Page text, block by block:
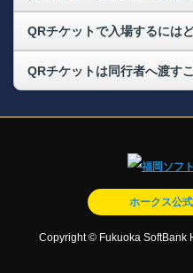
QRチケットで入場するには
QRチケットは同行者へ渡す
ホークス公
Copyright © Fukuoka SoftBank